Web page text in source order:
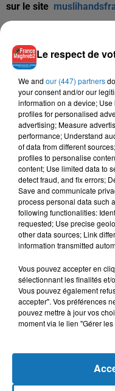
sur le site
TITRES DIFFUSÉS
6h50
6h50
Roo7
L'HOROSCOPE
Le respect de
We and our (447) partners
your consent and/or our
information on a device;
profiles for personalised
advertising; Measure
performance; Understand
of data from different
profiles to personalise
content; Use limited data to
detect fraud, and fix errors;
Save and communicate
process personal data such
following functionalities:
requested; Use precise
other data sources; Link
information transmitted
Vous pouvez accepter en
sélectionnant les finalités et/
Vous pouvez également
accepter". Vos préférences
pouvez mettre à jour vos
moment via le lien "Gérer